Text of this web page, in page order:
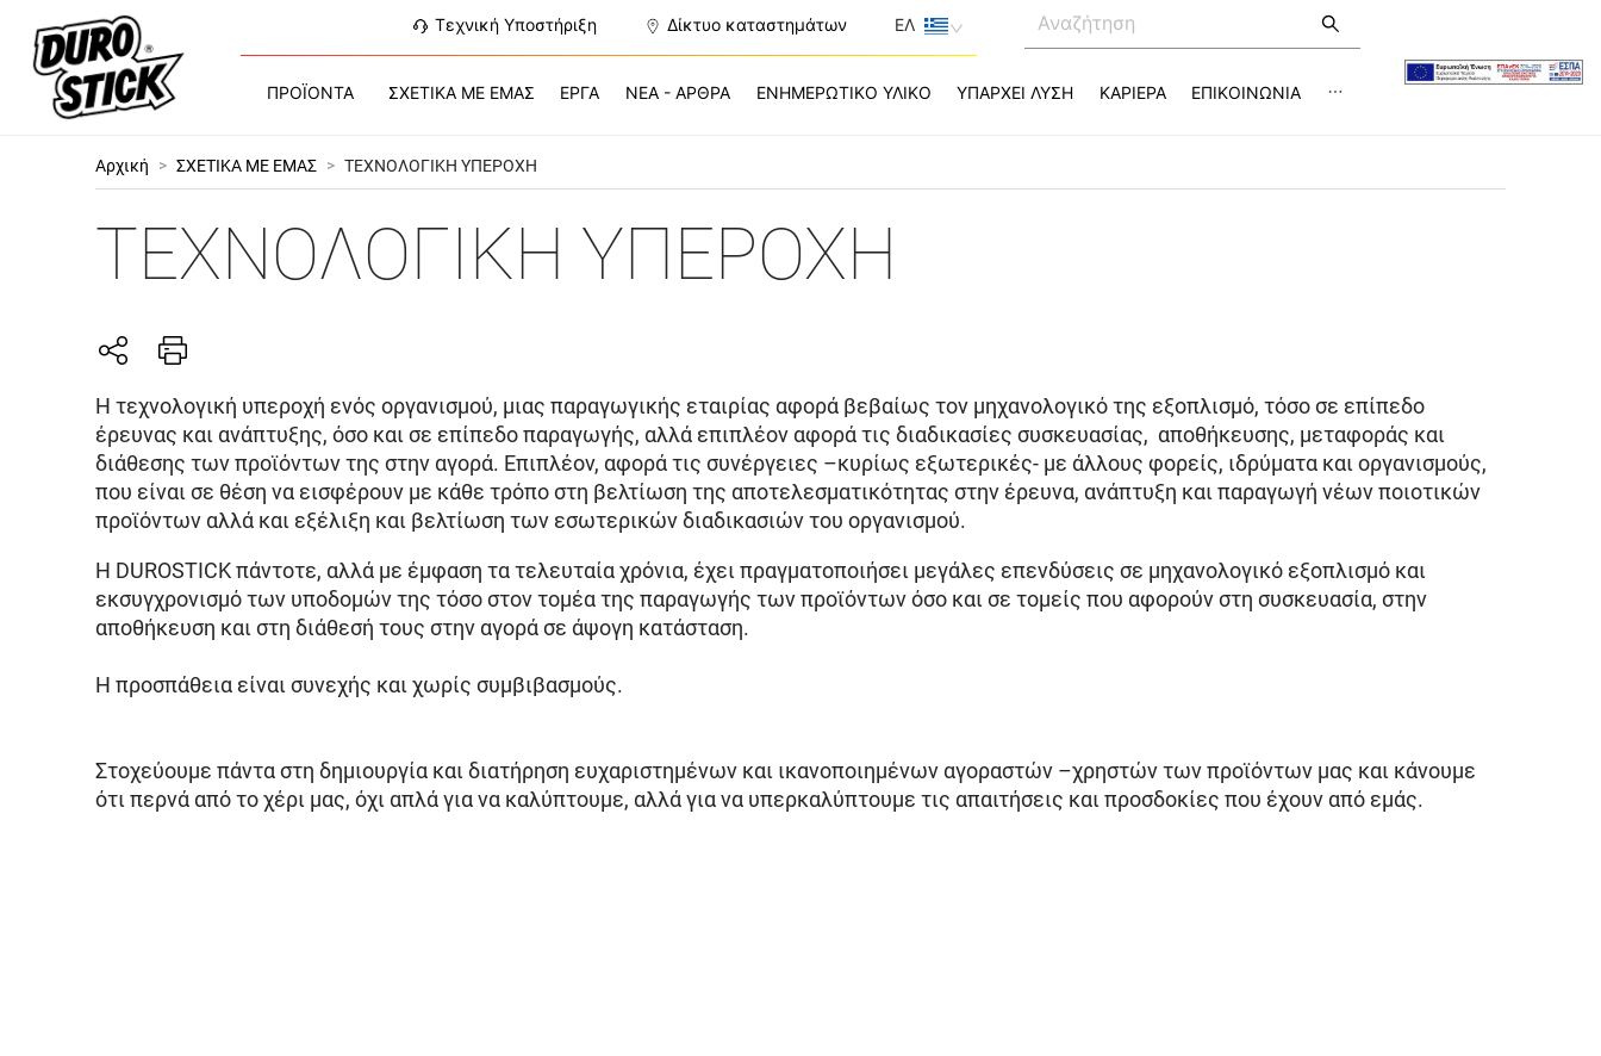
Τεχνική Υποστήριξη Δίκτυο καταστημάτων ΕΛ
ΠΡΟΪΟΝΤΑ ΣΧΕΤΙΚΑ ΜΕ ΕΜΑΣ ΕΡΓΑ ΝΕΑ - ΑΡΘΡΑ ΕΝΗΜΕΡΩΤΙΚΟ ΥΛΙΚΟ ΥΠΑΡΧΕΙ ΛΥΣΗ ΚΑΡΙΕΡΑ ΕΠΙΚΟΙΝΩΝΙΑ
Αρχική > ΣΧΕΤΙΚΑ ΜΕ ΕΜΑΣ > ΤΕΧΝΟΛΟΓΙΚΗ ΥΠΕΡΟΧΗ
ΤΕΧΝΟΛΟΓΙΚΗ ΥΠΕΡΟΧΗ
Η τεχνολογική υπεροχή ενός οργανισμού, μιας παραγωγικής εταιρίας αφορά βεβαίως τον μηχανολογικό της εξοπλισμό, τόσο σε επίπεδο
έρευνας και ανάπτυξης, όσο και σε επίπεδο παραγωγής, αλλά επιπλέον αφορά τις διαδικασίες συσκευασίας, αποθήκευσης, μεταφοράς και
διάθεσης των προϊόντων της στην αγορά. Επιπλέον, αφορά τις συνέργειες –κυρίως εξωτερικές- με άλλους φορείς, ιδρύματα και οργανισμούς,
που είναι σε θέση να εισφέρουν με κάθε τρόπο στη βελτίωση της αποτελεσματικότητας στην έρευνα, ανάπτυξη και παραγωγή νέων ποιοτικών
προϊόντων αλλά και εξέλιξη και βελτίωση των εσωτερικών διαδικασιών του οργανισμού.
Η DUROSTICK πάντοτε, αλλά με έμφαση τα τελευταία χρόνια, έχει πραγματοποιήσει μεγάλες επενδύσεις σε μηχανολογικό εξοπλισμό και
εκσυγχρονισμό των υποδομών της τόσο στον τομέα της παραγωγής των προϊόντων όσο και σε τομείς που αφορούν στη συσκευασία, στην
αποθήκευση και στη διάθεσή τους στην αγορά σε άψογη κατάσταση.
Η προσπάθεια είναι συνεχής και χωρίς συμβιβασμούς.
Στοχεύουμε πάντα στη δημιουργία και διατήρηση ευχαριστημένων και ικανοποιημένων αγοραστών –χρηστών των προϊόντων μας και κάνουμε
ότι περνά από το χέρι μας, όχι απλά για να καλύπτουμε, αλλά για να υπερκαλύπτουμε τις απαιτήσεις και προσδοκίες που έχουν από εμάς.